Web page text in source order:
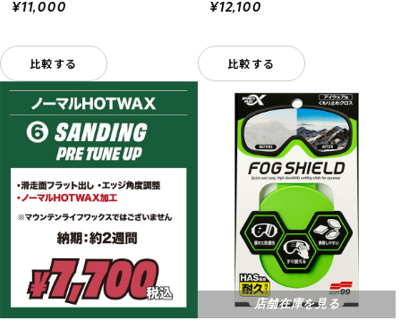
¥11,000
比較する
¥12,100
比較する
店舗在庫を見る